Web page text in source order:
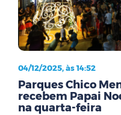
04/12/2025, às 14:52
Parques Chico
recebem Papai
na quarta-feira